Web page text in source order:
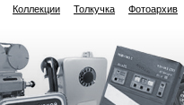
Коллекции Толкучка Фотоархив